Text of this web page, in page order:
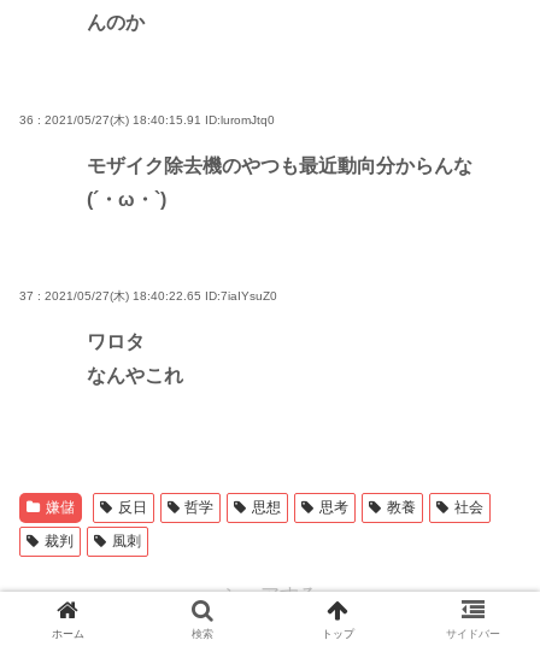
んのか
36 : 2021/05/27(木) 18:40:15.91 ID:luromJtq0
モザイク除去機のやつも最近動向分からんな
(´・ω・`)
37 : 2021/05/27(木) 18:40:22.65 ID:7iaIYsuZ0
ワロタ
なんやこれ
嫌儲 反日 哲学 思想 思考 教養
社会
裁判
風刺
シェアする
ホーム 検索 トップ サイドバー